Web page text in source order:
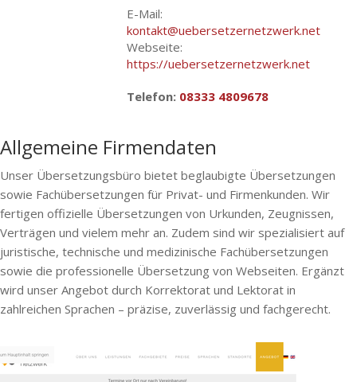
E-Mail:
kontakt@uebersetzernetzwerk.net
Webseite:
https://uebersetzernetzwerk.net
Telefon: 08333 4809678
Allgemeine Firmendaten
Unser Übersetzungsbüro bietet beglaubigte Übersetzungen
sowie Fachübersetzungen für Privat- und Firmenkunden. Wir
fertigen offizielle Übersetzungen von Urkunden, Zeugnissen,
Verträgen und vielem mehr an. Zudem sind wir spezialisiert auf
juristische, technische und medizinische Fachübersetzungen
sowie die professionelle Übersetzung von Webseiten. Ergänzt
wird unser Angebot durch Korrektorat und Lektorat in
zahlreichen Sprachen – präzise, zuverlässig und fachgerecht.